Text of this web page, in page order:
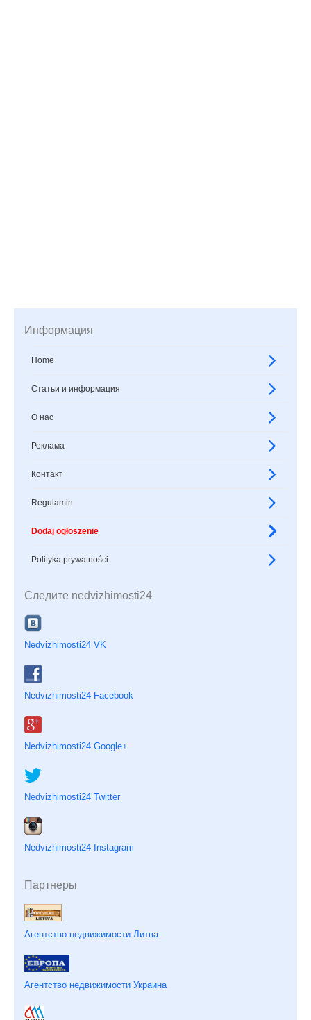
Информация
Home
Статьи и информация
О нас
Реклама
Контакт
Regulamin
Dodaj ogłoszenie
Polityka prywatności
Следите nedvizhimosti24
Nedvizhimosti24 VK
Nedvizhimosti24 Facebook
Nedvizhimosti24 Google+
Nedvizhimosti24 Twitter
Nedvizhimosti24 Instagram
Партнеры
Агентство недвижимости Литва
Агентство недвижимости Украина